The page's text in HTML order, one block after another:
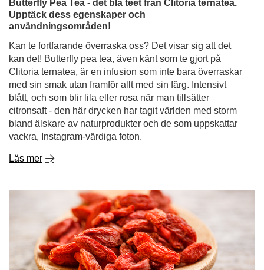
Clitoria ternatea, är en infusion som inte bara överraskar
med sin smak utan framför allt med sin färg. Intensivt
blått, och som blir lila eller rosa när man tillsätter
citronsaft - den här drycken har tagit världen med storm
bland älskare av naturprodukter och de som uppskattar
vackra, Instagram-värdiga foton.
Läs mer